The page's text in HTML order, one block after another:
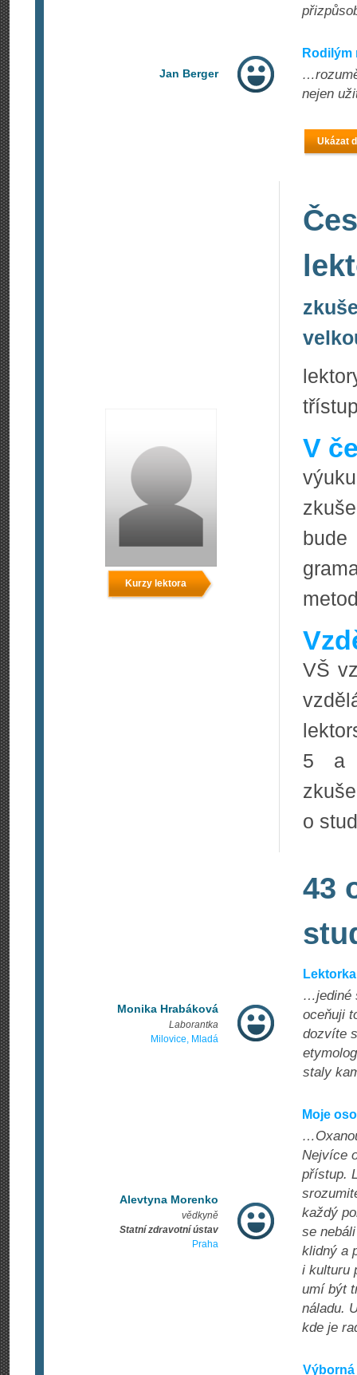
Jan Berger
nejen
Ukázat
Kurzy lektora
V
VŠ
5 a
o
43
Monika Hrabáková
Laborantka
Milovice, Mladá
…jediné
oceňuji
dozvíte
staly
Alevtyna Morenko
vědkyně
Statní zdravotní ústav
Praha
Moje
Nejvíce
přístup.
každý
se
klidný a
i kulturu
umí být
náladu.
kde je